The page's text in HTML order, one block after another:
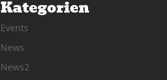
Kategorien
Events
News
News2